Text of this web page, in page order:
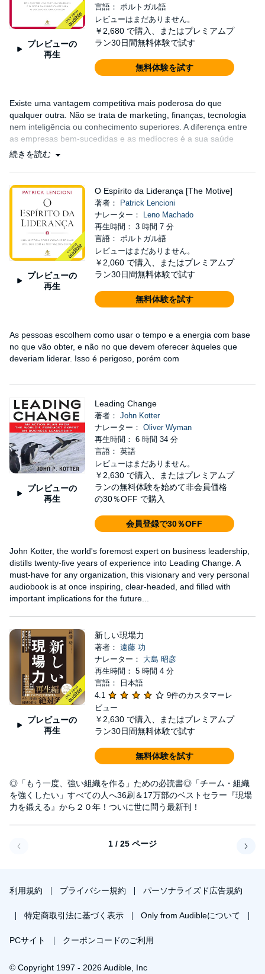
プレビューの
再生
言語： ポルトガル語
レビューはまだありません。
￥2,680 で購入、またはプレミアムプ
ラン30日間無料体験で試す
無料体験を試す
Existe uma vantagem competitiva mais poderosa do que
qualquer outra. Não se trata de marketing, finanças, tecnologia
nem inteligência ou conhecimento superiores. A diferença entre
as empresas bem-sucedidas e as medíocres é a sua saúde
organizacional....
続きを読む
プレビューの
再生
O Espírito da Liderança [The Motive]
著者：
Patrick Lencioni
ナレーター：
Leno Machado
再生時間： 3 時間 7 分
言語： ポルトガル語
レビューはまだありません。
￥2,060 で購入、またはプレミアムプ
ラン30日間無料体験で試す
無料体験を試す
As pessoas escolhem como usar o tempo e a energia com base
no que vão obter, e não no que devem oferecer àqueles que
deveriam liderar. Isso é perigoso, porém com
プレビューの
再生
Leading Change
著者： John Kotter
ナレーター： Oliver Wyman
再生時間： 6 時間 34 分
言語： 英語
レビューはまだありません。
￥2,630 で購入、またはプレミアムプ
ランの無料体験を始めて非会員価格
の30％OFF で購入
会員登録で30％OFF
John Kotter, the world's foremost expert on business leadership,
distills twenty-five years of experience into Leading Change. A
must-have for any organization, this visionary and very personal
audiobook is at once inspiring, clear-headed, and filled with
important implications for the future...
プレビューの
再生
新しい現場力
著者： 遠藤 功
ナレーター： 大島 昭彦
再生時間： 5 時間 4 分
言語： 日本語
4.1
9件のカスタマーレ
ビュー
￥2,630 で購入、またはプレミアムプ
ラン30日間無料体験で試す
無料体験を試す
◎「もう一度、強い組織を作る」ための必読書◎「チーム・組織
を強くしたい」すべての人へ36刷＆17万部のベストセラー『現場
力を鍛える』から２０年！ついに世に問う最新刊！
1 / 25 ページ
利用規約 プライバシー規約 パーソナライズド広告規約
特定商取引法に基づく表示 Only from Audibleについて
PCサイト クーポンコードのご利用
© Copyright 1997 - 2026 Audible, Inc